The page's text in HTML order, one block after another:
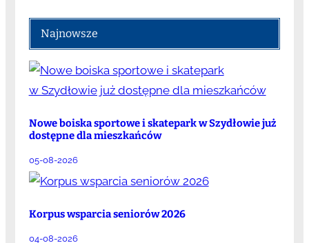
Najnowsze
Nowe boiska sportowe i skatepark w Szydłowie już
dostępne dla mieszkańców
05-08-2026
Korpus wsparcia seniorów 2026
04-08-2026